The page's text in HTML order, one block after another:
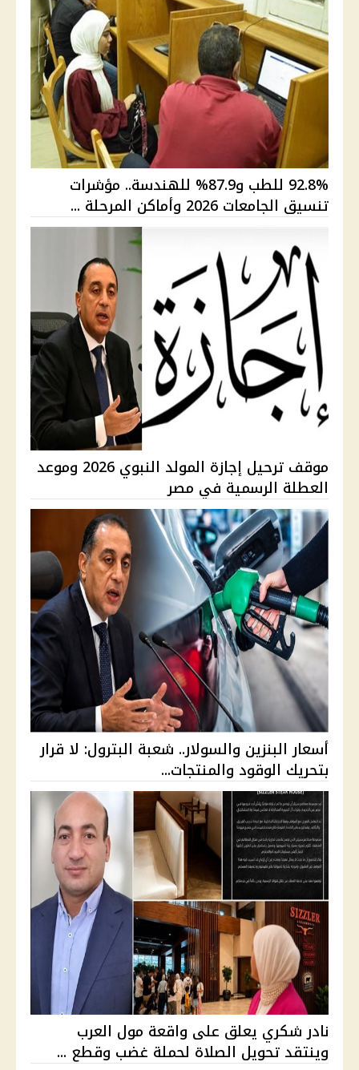
92.8% للطب و87.9% للهندسة.. مؤشرات
تنسيق الجامعات 2026 وأماكن المرحلة ...
موقف ترحيل إجازة المولد النبوي 2026 وموعد
العطلة الرسمية في مصر
أسعار البنزين والسولار.. شعبة البترول: لا قرار
بتحريك الوقود والمنتجات...
نادر شكري يعلق على واقعة مول العرب
وينتقد تحويل الصلاة لحملة غضب وقطع ...